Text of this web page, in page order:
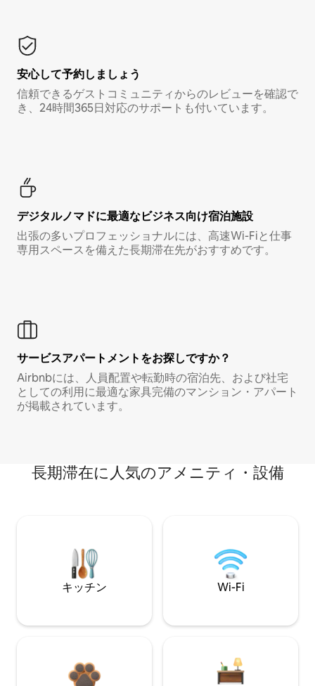
安心して予約しましょう
信頼できるゲストコミュニティからのレビューを確認で
き、24時間365日対応のサポートも付いています。
デジタルノマド⁠に最⁠適⁠なビ⁠ジ⁠ネ⁠ス⁠向⁠け宿⁠泊⁠施⁠設
出張の多いプロフェッショナルには、高速Wi-Fiと仕事
専用スペースを備えた長期滞在先がおすすめです。
サービスアパートメントをお探しですか？
Airbnbには、人員配置や転勤時の宿泊先、および社宅
としての利用に最適な家具完備のマンション・アパート
が掲載されています。
長期滞在に人気のアメニティ・設備
キッチン Wi-Fi